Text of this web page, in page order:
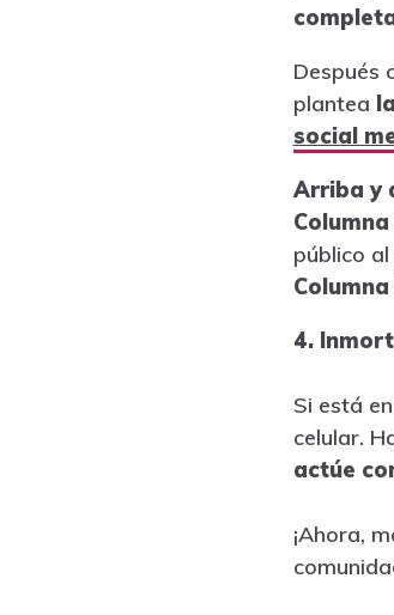
Después
plantea
social
Arriba y
público
4.
Si está
celular.
actúe
¡Ahora,